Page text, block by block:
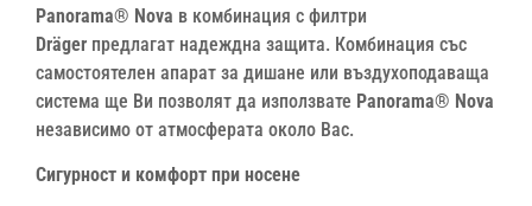
Panorama® Nova в комбинация с филтри
Dräger предлагат надеждна защита. Комбинация със
самостоятелен апарат за дишане или въздухоподаваща
система ще Ви позволят да използвате Panorama® Nova
независимо от атмосферата около Вас.
Сигурност и комфорт при носене